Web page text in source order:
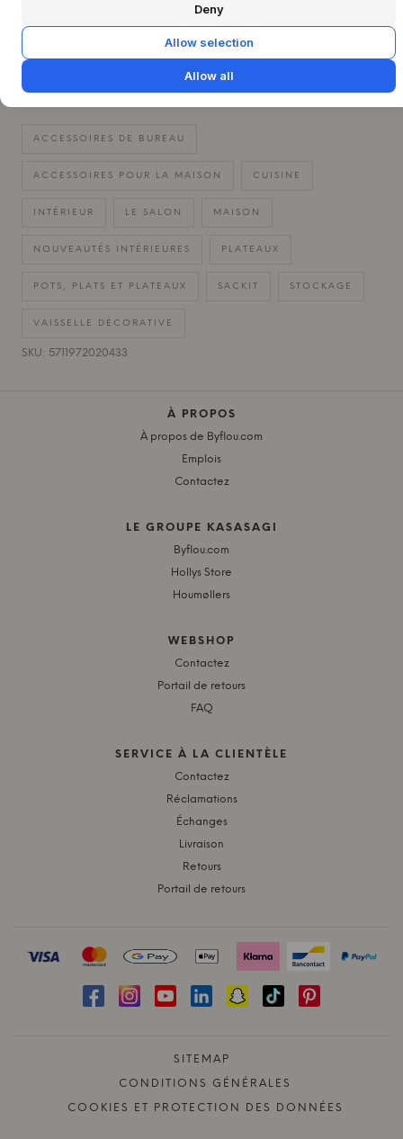
RETOUR FACILE SOUS 30 JOURS
LIVRAISON RAPIDE
ACCESSOIRES DE BUREAU
ACCESSOIRES POUR LA MAISON CUISINE
INTÉRIEUR LE SALON MAISON
NOUVEAUTÉS INTÉRIEURES PLATEAUX
POTS, PLATS ET PLATEAUX SACKIT STOCKAGE
VAISSELLE DÉCORATIVE
SKU: 5711972020433
À PROPOS
À propos de Byflou.com
Emplois
Contactez
LE GROUPE KASASAGI
Byflou.com
Hollys Store
Houmøllers
WEBSHOP
Contactez
Portail de retours
FAQ
SERVICE À LA CLIENTÈLE
Contactez
Réclamations
Échanges
Livraison
Retours
Portail de retours
SITEMAP
CONDITIONS GÉNÉRALES
COOKIES ET PROTECTION DES DONNÉES
Deny
Allow selection
Allow all